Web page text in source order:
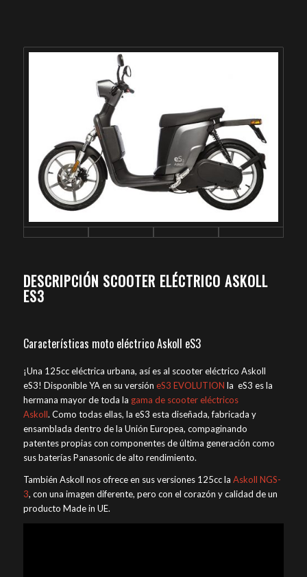
DESCRIPCIÓN SCOOTER ELÉCTRICO ASKOLL
ES3
Características moto eléctrico Askoll eS3
¡Una 125cc eléctrica urbana, así es al scooter eléctrico Askoll
eS3! Disponible YA en su versión eS3 EVOLUTION la eS3 es la
hermana mayor de toda la gama de scooter eléctricos
Askoll. Como todas ellas, la eS3 esta diseñada, fabricada y
ensamblada dentro de la Unión Europea, compaginando
patentes propias con componentes de última generación como
sus baterías Panasonic de alto rendimiento.
También Askoll nos ofrece en sus versiones 125cc la Askoll NGS-
3, con una imagen diferente, pero con el corazón y calidad de un
producto Made in UE.